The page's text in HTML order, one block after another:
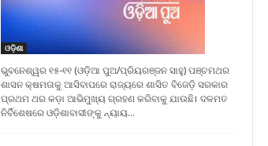
ଓଡ଼ିଶା
ଭୁବନେଶ୍ୱର ୧୫-୧୧ (ଓଡ଼ିଆ ପୁଅ/ପ୍ରିୟରଞ୍ଜନ ସାହୁ) ପଞ୍ଚମଥର
ଶାସନ କ୍ଷମତାକୁ ଆସିବାପରେ ରାଜ୍ୟରେ ଶାସିତ ବିଜେଡ଼ି ସରକାର
ପ୍ରଥମ ଥର କଡ଼ା ଆଭିମୁଖ୍ୟ ଗ୍ରହଣ କରିବାକୁ ଯାଉଛି। ଦଳମତ
ନିର୍ବିଶେଷରେ ଓଡ଼ିଶାବାସୀଙ୍କୁ ନ୍ୟାୟ...